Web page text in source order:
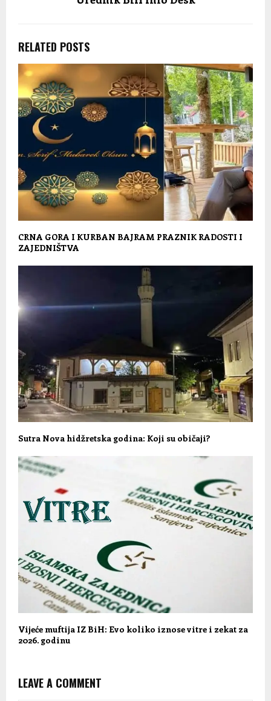
RELATED POSTS
CRNA GORA I KURBAN BAJRAM PRAZNIK RADOSTI I
ZAJEDNIŠTVA
Sutra Nova hidžretska godina: Koji su običaji?
Vijeće muftija IZ BiH: Evo koliko iznose vitre i zekat za
2026. godinu
LEAVE A COMMENT